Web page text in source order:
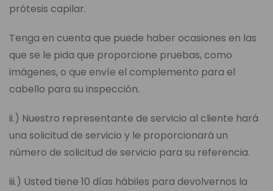
prótesis capilar.
Tenga en cuenta que puede haber ocasiones en las
que se le pida que proporcione pruebas, como
imágenes, o que envíe el complemento para el
cabello para su inspección.
ii.) Nuestro representante de servicio al cliente hará
una solicitud de servicio y le proporcionará un
número de solicitud de servicio para su referencia.
iii.) Usted tiene 10 días hábiles para devolvernos la